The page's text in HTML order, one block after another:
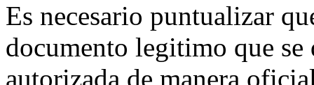
Es necesario puntualizar
documento legitimo que se
autorizada de manera